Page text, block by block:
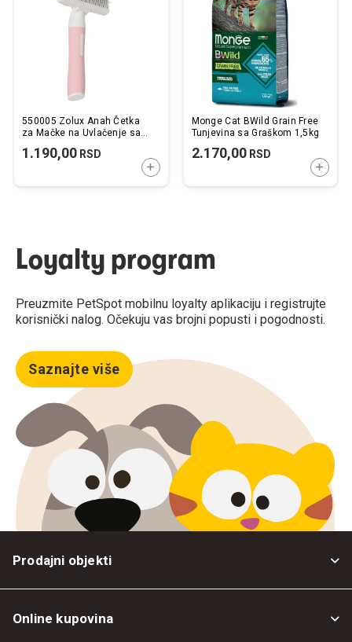
550005 Zolux Anah Četka
za Mačke na Uvlačenje sa
9,2x5x17,5cm
1.190,00 RSD
DODAJTE U KORPU
Monge Cat BWild Grain Free
Tunjevina sa Graškom 1,5kg
2.170,00RSD
Loyalty program
Preuzmite PetSpot mobilnu loyalty aplikaciju i registrujte
korisnički nalog. Očekuju vas brojni popusti i pogodnosti.
Saznajte više
Prodajni objekti
Online kupovina